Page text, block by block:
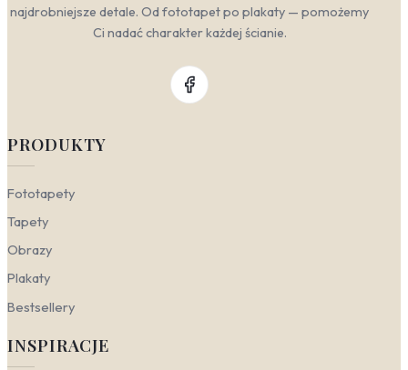
najdrobniejsze detale. Od fototapet po plakaty — pomożemy
Ci nadać charakter każdej ścianie.
PRODUKTY
Fototapety
Tapety
Obrazy
Plakaty
Bestsellery
INSPIRACJE